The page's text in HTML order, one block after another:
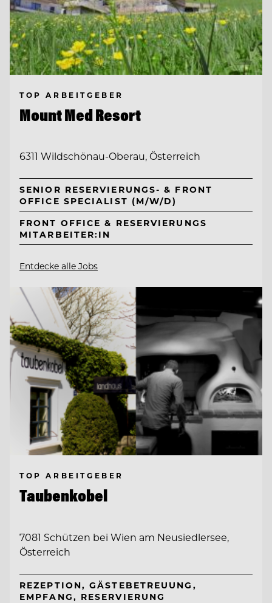
TOP ARBEITGEBER
Mount Med Resort
6311 Wildschönau-Oberau, Österreich
SENIOR RESERVIERUNGS- & FRONT
OFFICE SPECIALIST (M/W/D)
FRONT OFFICE & RESERVIERUNGS
MITARBEITER:IN
Entdecke alle Jobs
TOP ARBEITGEBER
Taubenkobel
7081 Schützen bei Wien am Neusiedlersee,
Österreich
REZEPTION, GÄSTEBETREUUNG,
EMPFANG, RESERVIERUNG